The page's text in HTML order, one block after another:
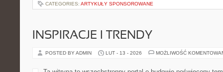
CATEGORIES: ARTYKUŁY SPONSOROWANE
INSPIRACJE I TRENDY
POSTED BY ADMIN LUT - 13 - 2026 MOŻLIWOŚĆ